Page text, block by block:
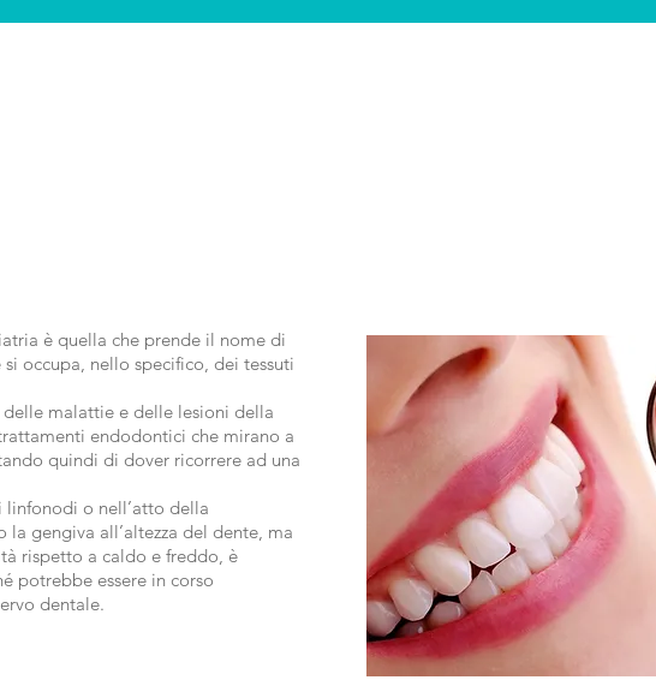
è quella che prende il nome di
occupa, nello specifico, dei tessuti
malattie e delle lesioni della
endodontici che mirano a
quindi di dover ricorrere ad una
linfonodi o nell’atto della
gengiva all’altezza del dente, ma
rispetto a caldo e freddo, è
potrebbe essere in corso
dentale.